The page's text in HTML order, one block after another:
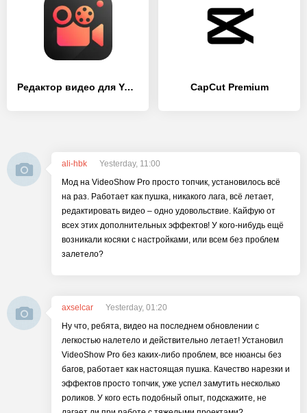
Редактор видео для YouTube – Video.Guru CapCut Premium
ali-hbk
Yesterday, 11:00
Мод на VideoShow Pro просто топчик, установилось всё
на раз. Работает как пушка, никакого лага, всё летает,
редактировать видео – одно удовольствие. Кайфую от
всех этих дополнительных эффектов! У кого-нибудь ещё
возникали косяки с настройками, или всем без проблем
залетело?
axselcar
Yesterday, 01:20
Ну что, ребята, видео на последнем обновлении с
легкостью налетело и действительно летает! Установил
VideoShow Pro без каких-либо проблем, все нюансы без
багов, работает как настоящая пушка. Качество нарезки и
эффектов просто топчик, уже успел замутить несколько
роликов. У кого есть подобный опыт, подскажите, не